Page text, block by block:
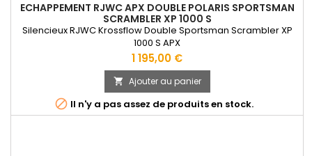
ECHAPPEMENT RJWC APX DOUBLE POLARIS SPORTSMAN
SCRAMBLER XP 1000 S
Silencieux RJWC Krossflow Double Sportsman Scrambler XP
1000 S APX
Prix
1 195,00 €
 Ajouter au panier
 Il n'y a pas assez de produits en stock.